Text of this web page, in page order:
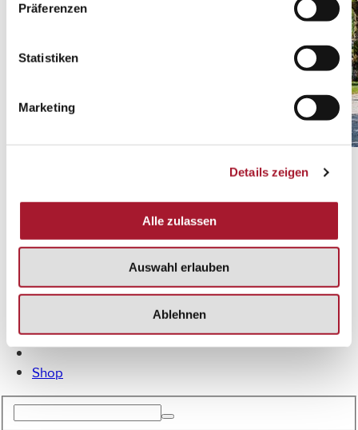
Präferenzen
Statistiken
Marketing
Details zeigen
Alle zulassen
Auswahl erlauben
Ablehnen
Angebote
It
Shop